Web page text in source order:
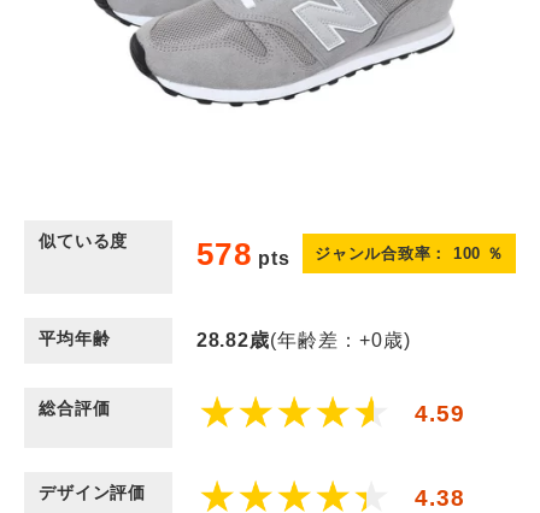
似ている度 578 pts ジャンル合致率： 100 ％
平均年齢 28.82歳(年齢差：+0歳)
総合評価 4.59
デザイン評価 4.38